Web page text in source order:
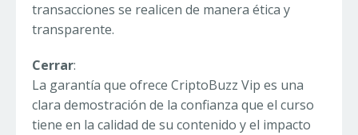
transacciones se realicen de manera ética y
transparente.
Cerrar:
La garantía que ofrece CriptoBuzz Vip es una
clara demostración de la confianza que el curso
tiene en la calidad de su contenido y el impacto